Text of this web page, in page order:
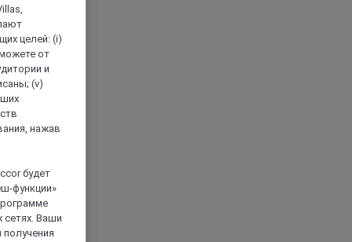
целей: (i)
от
и
(v)
нажав
будет
функции»
сетях. Ваши